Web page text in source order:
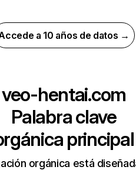
a 10 años de datos →
veo-hentai.com
Palabra clave
principal
orgánica está